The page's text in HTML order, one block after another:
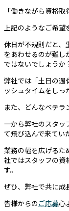
「働きながら資格取
上記のようなご希望
休日が不規則だと、
をあわせるのが難し
ではないでしょうか
弊社では「土日の週
ッシュタイムをしっ
また、どんなベテラ
一から弊社のスタッ
て飛び込んで来てい
業務の幅を広げるた
社ではスタッフの資
す。
ぜひ、弊社で共に成
皆様からのご応募心